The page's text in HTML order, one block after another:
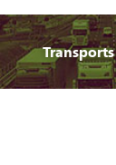
Transports